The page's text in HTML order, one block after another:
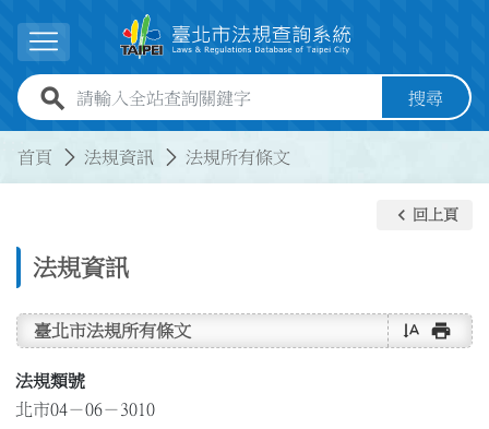
展開選單
全站查詢關鍵字欄位 搜尋
首頁 法規資訊 法規所有條文
法規資訊
keyboard_arrow_left 回上頁
臺北市法規所有條文 text_rotate_vertical print
法規類號
北市04－06－3010